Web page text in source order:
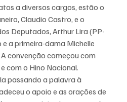
a diversos cargos, estão o
Claudio Castro, e o
Deputados, Arthur Lira (PP-
a primeira-dama Michelle
convenção começou com
com o Hino Nacional.
passando a palavra à
o apoio e as orações de